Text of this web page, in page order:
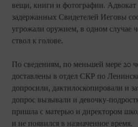
вещи, книги и фотографии. Адвокат
задержанных Свидетелей Иеговы
угрожали оружием, в одном случае
ствол к голове.
По сведениям, по меньшей мере 20
доставлены в отдел СКР по
допросили, дактилоскопировали и
допрос вызывали и девочку-
пришла с матерью и директором
и не появился в назначенное время.